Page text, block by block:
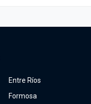
Entre Ríos
Formosa